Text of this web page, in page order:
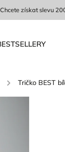
Chcete získat slevu
/ Tričko BEST